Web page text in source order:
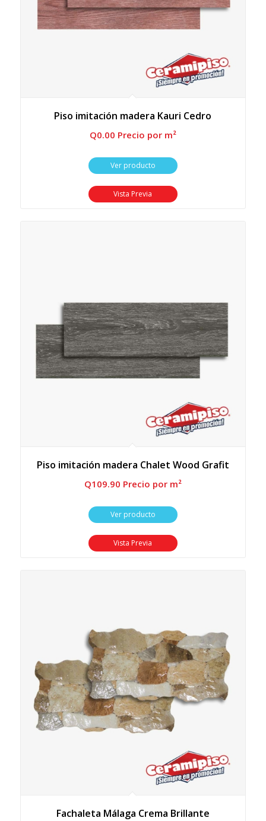
Piso imitación madera Kauri Cedro
Q0.00 Precio por m²
Ver producto
Vista Previa
Piso imitación madera Chalet Wood Grafit
Q109.90 Precio por m²
Ver producto
Vista Previa
Fachaleta Málaga Crema Brillante